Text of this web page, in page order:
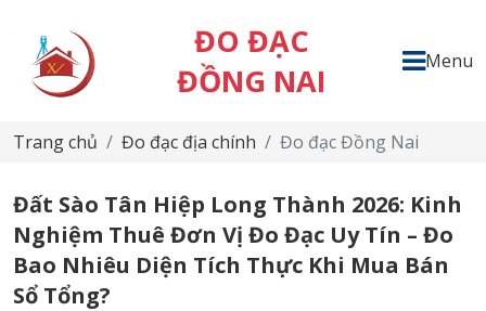
ĐO ĐẠC
ĐỒNG NAI
Menu
Trang chủ Đo đạc địa chính Đo đạc Đồng Nai
Đất Sào Tân Hiệp Long Thành 2026: Kinh
Nghiệm Thuê Đơn Vị Đo Đạc Uy Tín – Đo
Bao Nhiêu Diện Tích Thực Khi Mua Bán
Sổ Tổng?